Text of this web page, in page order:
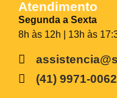
Atendimento
Segunda a Sexta
8h às 12h | 13h às
(41) 9971-0062